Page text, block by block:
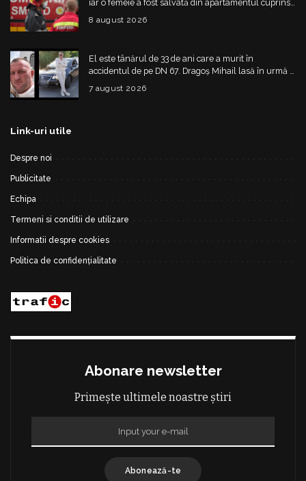
iar o femeie a fost salvată din apartamentul cuprins
8 august 2026
El este tânărul de 33 de ani care a murit în
accidentul de pe DN 67. Dragoș Mihail lasă în urmă o
7 august 2026
Link-uri utile
Despre noi
Publicitate
Echipa
Termeni si conditii de utilizare
Informatii despre cookies
Politica de confidențialitate
Abonare newsletter
Primește ultimele noastre știri
Abonează-te